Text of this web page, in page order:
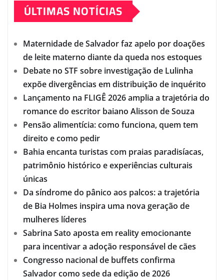
ÚLTIMAS NOTÍCIAS
Maternidade de Salvador faz apelo por doações
de leite materno diante da queda nos estoques
Debate no STF sobre investigação de Lulinha
expõe divergências em distribuição de inquérito
Lançamento na FLIGÊ 2026 amplia a trajetória do
romance do escritor baiano Alisson de Souza
Pensão alimentícia: como funciona, quem tem
direito e como pedir
Bahia encanta turistas com praias paradisíacas,
patrimônio histórico e experiências culturais
únicas
Da síndrome do pânico aos palcos: a trajetória
de Bia Holmes inspira uma nova geração de
mulheres líderes
Sabrina Sato aposta em reality emocionante
para incentivar a adoção responsável de cães
Congresso nacional de buffets confirma
Salvador como sede da edição de 2026